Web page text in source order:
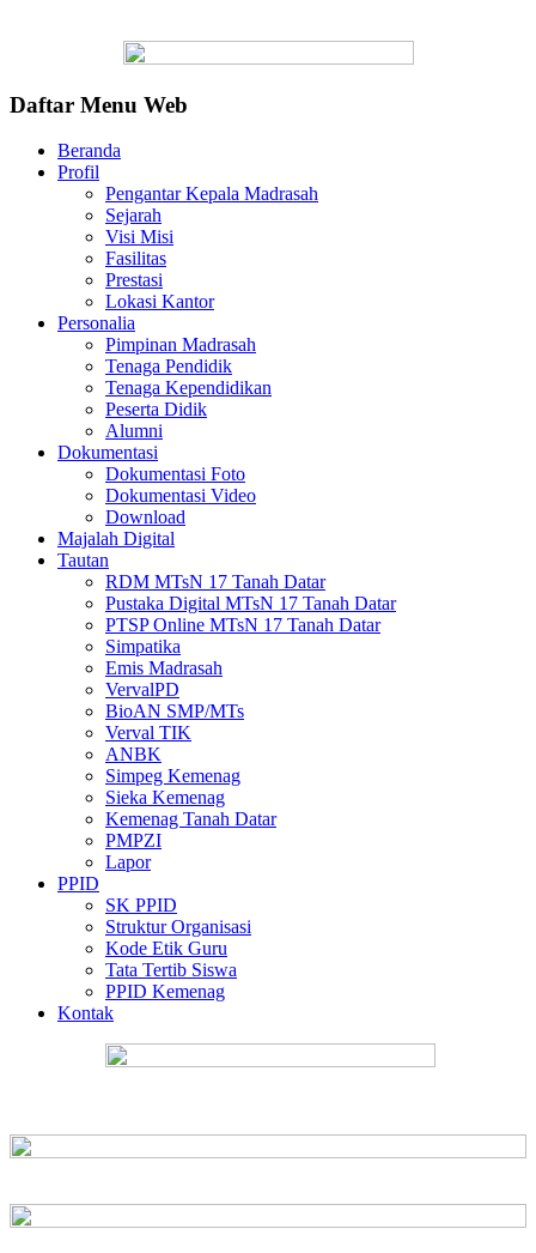
Daftar Menu Web
Beranda
Profil
Pengantar Kepala Madrasah
Sejarah
Visi Misi
Fasilitas
Prestasi
Lokasi Kantor
Personalia
Pimpinan Madrasah
Tenaga Pendidik
Tenaga Kependidikan
Peserta Didik
Alumni
Dokumentasi
Dokumentasi Foto
Dokumentasi Video
Download
Majalah Digital
Tautan
RDM MTsN 17 Tanah Datar
Pustaka Digital MTsN 17 Tanah Datar
PTSP Online MTsN 17 Tanah Datar
Simpatika
Emis Madrasah
VervalPD
BioAN SMP/MTs
Verval TIK
ANBK
Simpeg Kemenag
Sieka Kemenag
Kemenag Tanah Datar
PMPZI
Lapor
PPID
SK PPID
Struktur Organisasi
Kode Etik Guru
Tata Tertib Siswa
PPID Kemenag
Kontak